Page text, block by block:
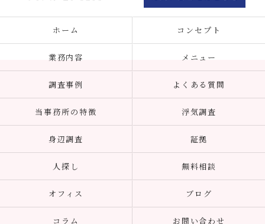
ホーム コンセプト
業務内容 メニュー
調査事例 よくある質問
当事務所の特徴 浮気調査
身辺調査 証拠
人探し 無料相談
オフィス ブログ
コラム お問い合わせ